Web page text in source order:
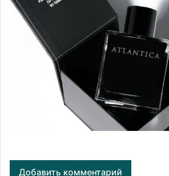
Добавить комментарий